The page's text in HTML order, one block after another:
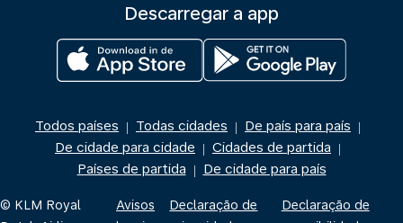
Descarregar a app
Todos países | Todas cidades | De país para país |
De cidade para cidade | Cidades de partida |
Países de partida | De cidade para país
© KLM Royal
Avisos
Declaração de
Declaração de